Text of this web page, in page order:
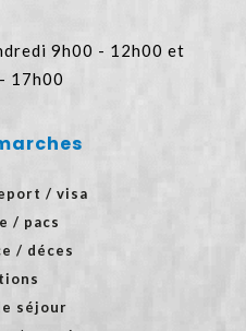
9h00 - 12h00 et
17h00
/ visa
/ pacs
/ déces
séjour